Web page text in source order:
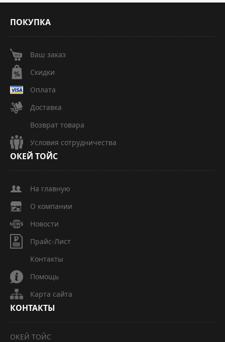
ПОКУПКА
Ваш заказ
Скидки
Оплата
Доставка
Возврат товара
Условия сотрудничества
ОКЕЙ ТОЙС
На главную
О компании
Новости
Прайс-Лист
Контакты
Помощь
Карта сайта
КОНТАКТЫ
ОКЕЙ ТОЙС